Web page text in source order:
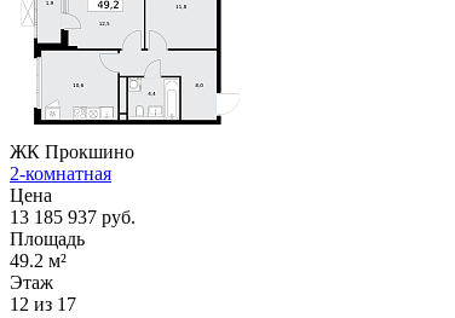
ЖК Прокшино
2-комнатная
Цена
13 185 937 руб.
Площадь
49.2 м²
Этаж
12 из 17